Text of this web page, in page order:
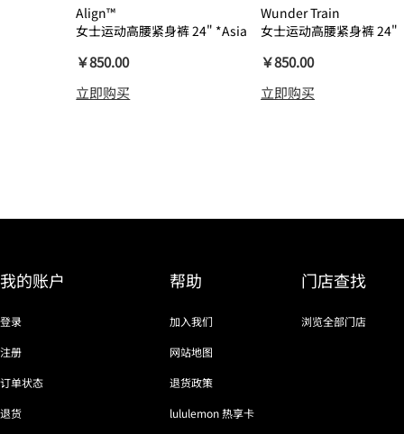
Align™
女士运动高腰紧身裤 24" *Asia
￥850.00
立即购买
Wunder Train
女士运动高腰紧身裤 24"
￥850.00
立即购买
我的账户
登录
注册
订单状态
退货
帮助
加入我们
网站地图
退货政策
lululemon 热享卡
门店查找
浏览全部门店